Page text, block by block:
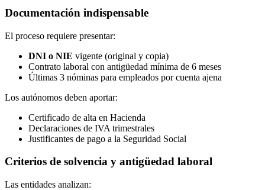
Documentación indispensable
El proceso requiere presentar:
DNI o NIE vigente (original y copia)
Contrato laboral con antigüedad mínima de 6 meses
Últimas 3 nóminas para empleados por cuenta ajena
Los autónomos deben aportar:
Certificado de alta en Hacienda
Declaraciones de IVA trimestrales
Justificantes de pago a la Seguridad Social
Criterios de solvencia y antigüedad laboral
Las entidades analizan: